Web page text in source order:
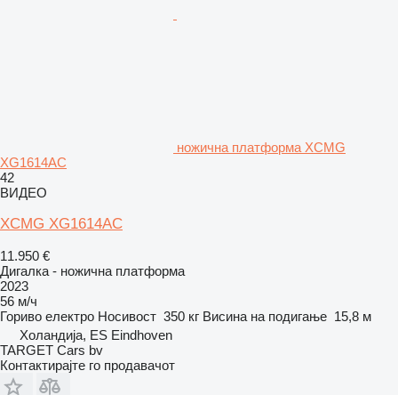
ножична платформа XCMG
XG1614AC
42
ВИДЕО
XCMG XG1614AC
11.950 €
Дигалка - ножична платформа
2023
56 м/ч
Гориво електро Носивост 350 кг Висина на подигање 15,8 м
Холандија, ES Eindhoven
TARGET Cars bv
Контактирајте го продавачот